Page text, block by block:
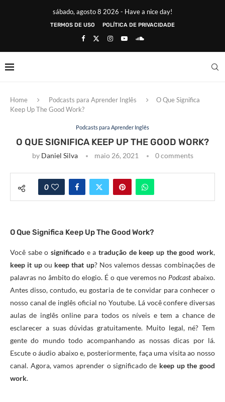
sábado, agosto 8 2026 - Have a nice day!
TERMOS DE USO POLÍTICA DE PRIVACIDADE
Home Podcasts para Aprender Inglês
O Que Significa
Keep Up The Good Work?
Podcasts para Aprender Inglês
O QUE SIGNIFICA KEEP UP THE GOOD WORK?
by Daniel Silva maio 26, 2021 0 comments
0
O Que Significa Keep Up The Good Work?
Você sabe o significado e a tradução de keep up the good work,
keep it upou keep that up? Nos valemos dessas combinações de
palavras no âmbito do elogio. É o que veremos no Podcast abaixo.
Antes disso, contudo, eu gostaria de te convidar para conhecer o
nosso canal de inglês oficial no Youtube. Lá você confere diversas
aulas de inglês online para todos os níveis e tem a chance de
esclarecer a suas dúvidas gratuitamente. Muito legal, né? Tem
gente do mundo todo acompanhando as nossas dicas por lá.
Escute o áudio abaixo e, posteriormente, faça uma visita ao nosso
canal. Agora, vamos aprender o significado de keep up the good
work.